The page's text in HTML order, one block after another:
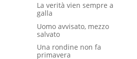
La verità vien sempre a
galla
Uomo avvisato, mezzo
salvato
Una rondine non fa
primavera